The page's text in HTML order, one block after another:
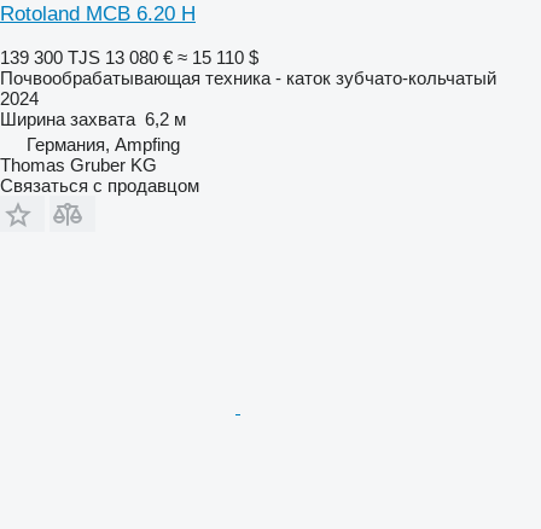
Rotoland MCB 6.20 H
139 300 TJS 13 080 € ≈ 15 110 $
Почвообрабатывающая техника - каток зубчато-кольчатый
2024
Ширина захвата 6,2 м
Германия, Ampfing
Thomas Gruber KG
Связаться с продавцом